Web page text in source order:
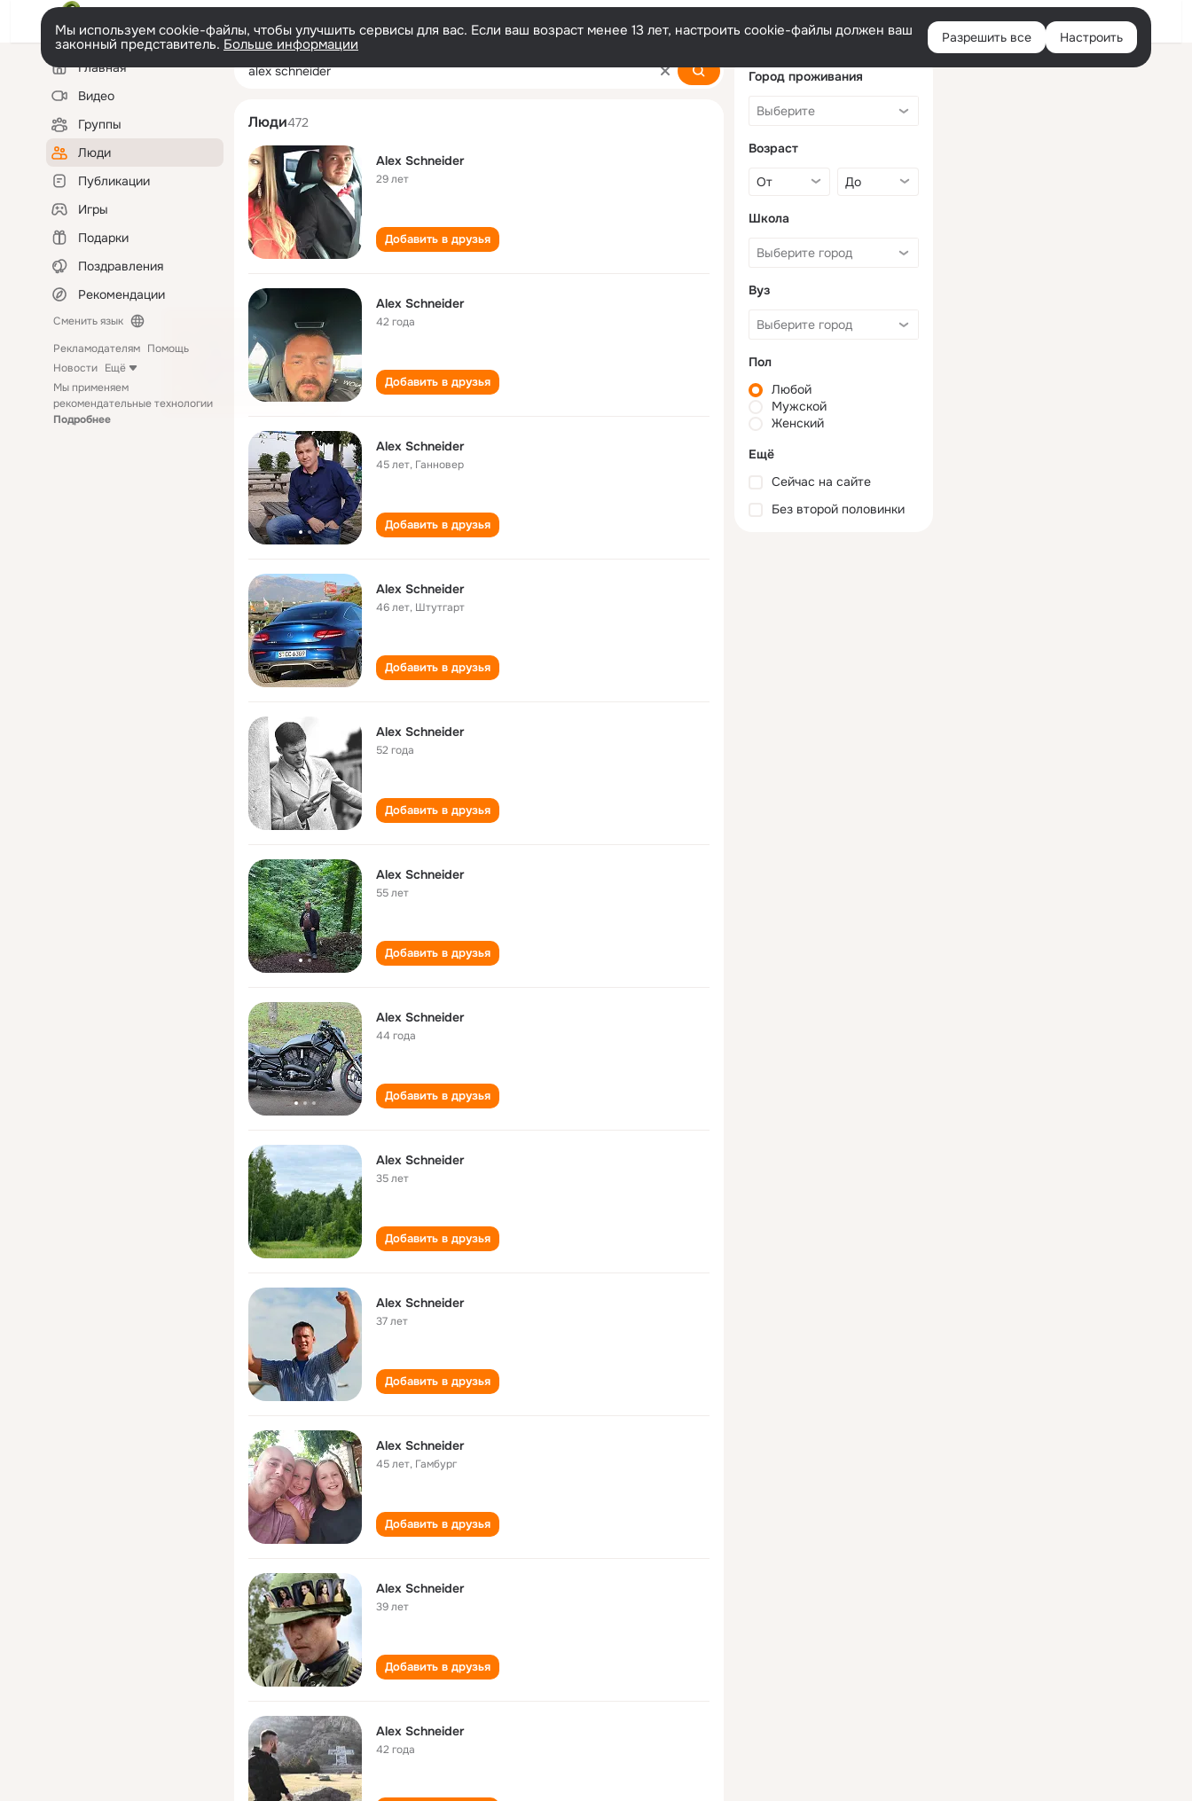
Войти
Мы используем cookie-файлы, чтобы улучшить сервисы для вас. Если ваш возраст менее 13 лет, настроить cookie-файлы должен ваш
законный представитель. Больше информации Разрешить все Настроить
Левая
колонкаГлавная
Видео
Группы
Люди
Публикации
Игры
Подарки
Поздравления
Рекомендации
Сменить язык
Рекламодателям Помощь
Новости Ещё
Мы применяем
рекомендательные технологии
Подробнее
alex schneider
Люди472
Alex Schneider
29 лет
Добавить в друзья
Alex Schneider
42 года
Добавить в друзья
Alex Schneider
45 лет, Ганновер
Добавить в друзья
Alex Schneider
46 лет, Штутгарт
Добавить в друзья
Alex Schneider
52 года
Добавить в друзья
Alex Schneider
55 лет
Добавить в друзья
Alex Schneider
44 года
Добавить в друзья
Alex Schneider
35 лет
Добавить в друзья
Alex Schneider
37 лет
Добавить в друзья
Alex Schneider
45 лет, Гамбург
Добавить в друзья
Alex Schneider
39 лет
Добавить в друзья
Alex Schneider
42 года
Город проживания
Возраст
Школа
Вуз
Пол
Любой
Мужской
Женский
Ещё
Сейчас на сайте
Без второй половинки